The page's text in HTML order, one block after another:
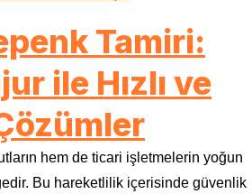
Tamiri:
ile Hızlı ve
hem de ticari işletmelerin yoğun
Bu hareketlilik içerisinde güvenlik